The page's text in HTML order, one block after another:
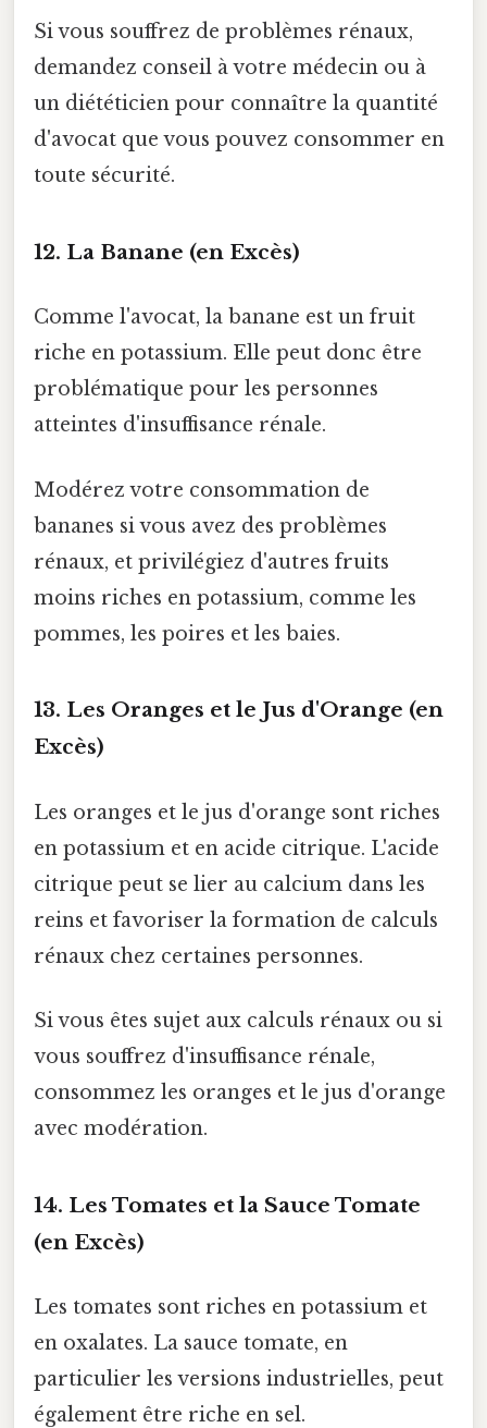
Si vous souffrez de problèmes rénaux,
demandez conseil à votre médecin ou à
un diététicien pour connaître la quantité
d'avocat que vous pouvez consommer en
toute sécurité.
12. La Banane (en Excès)
Comme l'avocat, la banane est un fruit
riche en potassium. Elle peut donc être
problématique pour les personnes
atteintes d'insuffisance rénale.
Modérez votre consommation de
bananes si vous avez des problèmes
rénaux, et privilégiez d'autres fruits
moins riches en potassium, comme les
pommes, les poires et les baies.
13. Les Oranges et le Jus d'Orange (en
Excès)
Les oranges et le jus d'orange sont riches
en potassium et en acide citrique. L'acide
citrique peut se lier au calcium dans les
reins et favoriser la formation de calculs
rénaux chez certaines personnes.
Si vous êtes sujet aux calculs rénaux ou si
vous souffrez d'insuffisance rénale,
consommez les oranges et le jus d'orange
avec modération.
14. Les Tomates et la Sauce Tomate
(en Excès)
Les tomates sont riches en potassium et
en oxalates. La sauce tomate, en
particulier les versions industrielles, peut
également être riche en sel.